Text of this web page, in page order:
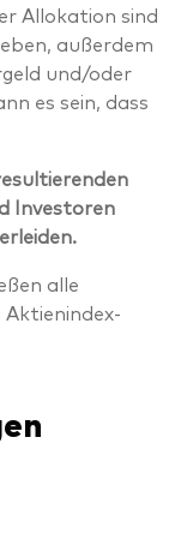
Allokation sind
außerdem
und/oder
es sein, dass
Investoren
alle